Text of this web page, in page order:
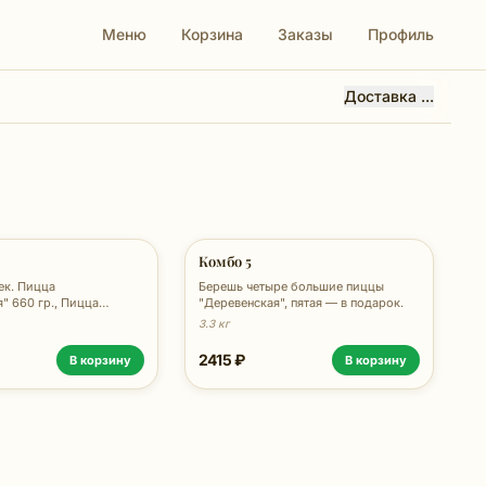
Меню Корзина Заказы Профиль
Доставка ...
660 гр., Пицца
гр., Ролл "Сёгун"
120 гр., Ролл "Чиз с
В корзину
Комбо 5
Берешь четыре большие пиццы
"Деревенская", пятая — в подарок.
3.3 кг
2415 ₽ В корзину